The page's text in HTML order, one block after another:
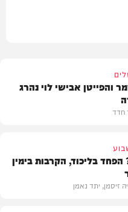
והפייטן אבישי לוי נהרג
חדד
בליכוד, הקרבות בימין
זיסמן, יתד נאמן